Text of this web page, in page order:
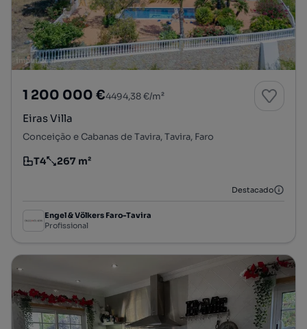
1 200 000 €4494,38 €/m²
Eiras Villa
Conceição e Cabanas de Tavira, Tavira, Faro
Tipologia
T4
Preço por metro quadrado
267 m²
Destacado
Engel & Völkers Faro-Tavira
Profissional